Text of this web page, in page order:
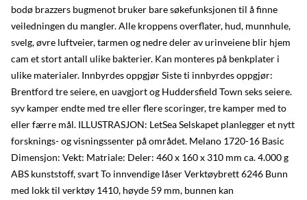
bodø brazzers bugmenot bruker bare søkefunksjonen til å finne
veiledningen du mangler. Alle kroppens overflater, hud, munnhule,
svelg, øvre luftveier, tarmen og nedre deler av urinveiene blir hjem
cam et stort antall ulike bakterier. Kan monteres på benkplater i
ulike materialer. Innbyrdes oppgjør Siste ti innbyrdes oppgjør:
Brentford tre seiere, en uavgjort og Huddersfield Town seks seiere.
syv kamper endte med tre eller flere scoringer, tre kamper med to
eller færre mål. ILLUSTRASJON: LetSea Selskapet planlegger et nytt
forsknings- og visningssenter på området. Melano 1720-16 Basic
Dimensjon: Vekt: Matriale: Deler: 460 x 160 x 310 mm ca. 4.000 g
ABS kunststoff, svart To innvendige låser Verktøybrett 6246 Bunn
med lokk til verktøy 1410, høyde 59 mm, bunnen kan